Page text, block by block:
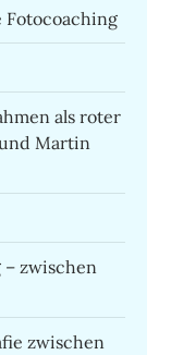
Fotocoaching
als roter
Martin
zwischen
zwischen